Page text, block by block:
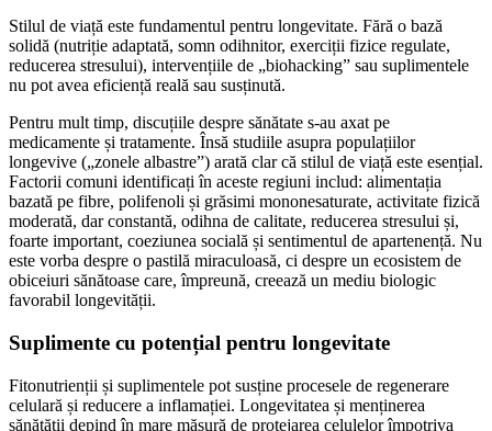
Stilul de viață este fundamentul pentru longevitate. Fără o bază
solidă (nutriție adaptată, somn odihnitor, exerciții fizice regulate,
reducerea stresului), intervențiile de „biohacking” sau suplimentele
nu pot avea eficiență reală sau susținută.
Pentru mult timp, discuțiile despre sănătate s-au axat pe
medicamente și tratamente. Însă studiile asupra populațiilor
longevive („zonele albastre”) arată clar că stilul de viață este esențial.
Factorii comuni identificați în aceste regiuni includ: alimentația
bazată pe fibre, polifenoli și grăsimi mononesaturate, activitate fizică
moderată, dar constantă, odihna de calitate, reducerea stresului și,
foarte important, coeziunea socială și sentimentul de apartenență. Nu
este vorba despre o pastilă miraculoasă, ci despre un ecosistem de
obiceiuri sănătoase care, împreună, creează un mediu biologic
favorabil longevității.
Suplimente cu potențial pentru longevitate
Fitonutrienții și suplimentele pot susține procesele de regenerare
celulară și reducere a inflamației. Longevitatea și menținerea
sănătății depind în mare măsură de protejarea celulelor împotriva